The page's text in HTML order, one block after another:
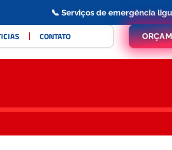
📞 Serviços de emergência
CONTATO